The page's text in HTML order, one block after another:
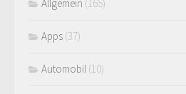
Allgemein (165)
Apps (37)
Automobil (10)